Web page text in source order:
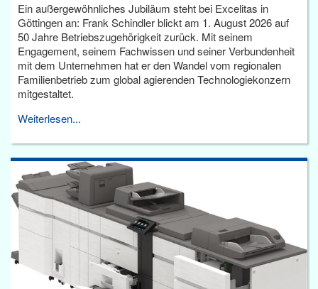
Ein außergewöhnliches Jubiläum steht bei Excelitas in
Göttingen an: Frank Schindler blickt am 1. August 2026 auf
50 Jahre Betriebszugehörigkeit zurück. Mit seinem
Engagement, seinem Fachwissen und seiner Verbundenheit
mit dem Unternehmen hat er den Wandel vom regionalen
Familienbetrieb zum global agierenden Technologiekonzern
mitgestaltet.
Weiterlesen...